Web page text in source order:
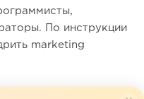
По инструкции
marketing